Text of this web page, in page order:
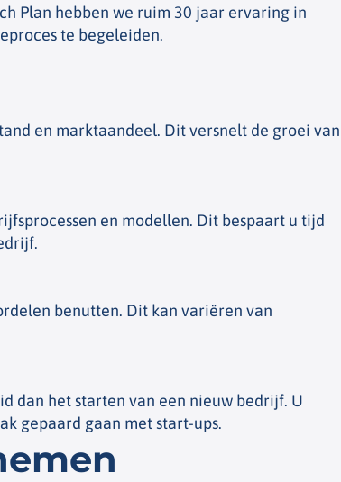
Plan hebben we ruim 30 jaar ervaring in
te begeleiden.
en marktaandeel. Dit versnelt de groei van
en modellen. Dit bespaart u tijd
benutten. Dit kan variëren van
dan het starten van een nieuw bedrijf. U
gepaard gaan met start-ups.